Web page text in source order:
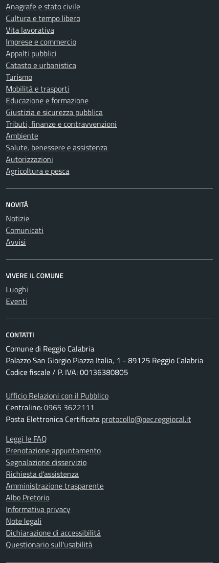
Anagrafe e stato civile
Cultura e tempo libero
Vita lavorativa
Imprese e commercio
Appalti pubblici
Catasto e urbanistica
Turismo
Mobilità e trasporti
Educazione e formazione
Giustizia e sicurezza pubblica
Tributi, finanze e contravvenzioni
Ambiente
Salute, benessere e assistenza
Autorizzazioni
Agricoltura e pesca
NOVITÀ
Notizie
Comunicati
Avvisi
VIVERE IL COMUNE
Luoghi
Eventi
CONTATTI
Comune di Reggio Calabria
Palazzo San Giorgio Piazza Italia, 1 - 89125 Reggio Calabria
Codice fiscale / P. IVA: 00136380805
Ufficio Relazioni con il Pubblico
Centralino:0965 3622111
Posta Elettronica Certificata protocollo@pec.reggiocal.it
Leggi le FAQ
Prenotazione appuntamento
Segnalazione disservizio
Richiesta d'assistenza
Amministrazione trasparente
Albo Pretorio
Informativa privacy
Note legali
Dichiarazione di accessibilità
Questionario sull'usabilità